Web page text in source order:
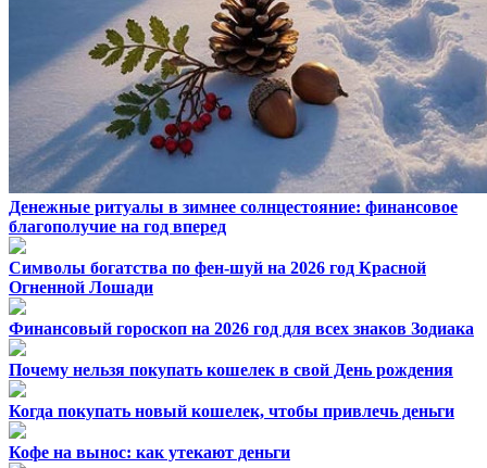
Денежные ритуалы в зимнее солнцестояние: финансовое
благополучие на год вперед
Символы богатства по фен-шуй на 2026 год Красной
Огненной Лошади
Финансовый гороскоп на 2026 год для всех знаков Зодиака
Почему нельзя покупать кошелек в свой День рождения
Когда покупать новый кошелек, чтобы привлечь деньги
Кофе на вынос: как утекают деньги